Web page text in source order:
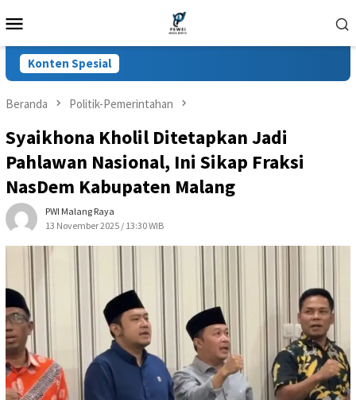
ke
Mobile
Konten Spesial
Beranda Politik-Pemerintahan
Syaikhona Kholil Ditetapkan Jadi
Pahlawan Nasional, Ini Sikap Fraksi
NasDem Kabupaten Malang
PWI Malang Raya
13 November 2025 / 13:30 WIB